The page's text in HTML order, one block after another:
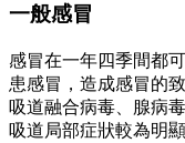
一般感冒
感冒在一年四季間都
患感冒，造成感冒的
吸道融合病毒、腺病
吸道局部症狀較為明